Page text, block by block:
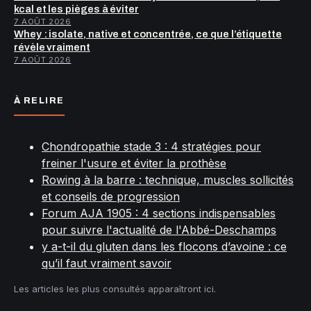
kcal et les pièges à éviter
7 AOÛT 2026
Whey : isolate, native et concentrée, ce que l’étiquette
révèle vraiment
7 AOÛT 2026
À RELIRE
Chondropathie stade 3 : 4 stratégies pour
freiner l'usure et éviter la prothèse
Rowing à la barre : technique, muscles sollicités
et conseils de progression
Forum AJA 1905 : 4 sections indispensables
pour suivre l'actualité de l'Abbé-Deschamps
y a-t-il du gluten dans les flocons d’avoine : ce
qu’il faut vraiment savoir
Les articles les plus consultés apparaîtront ici.